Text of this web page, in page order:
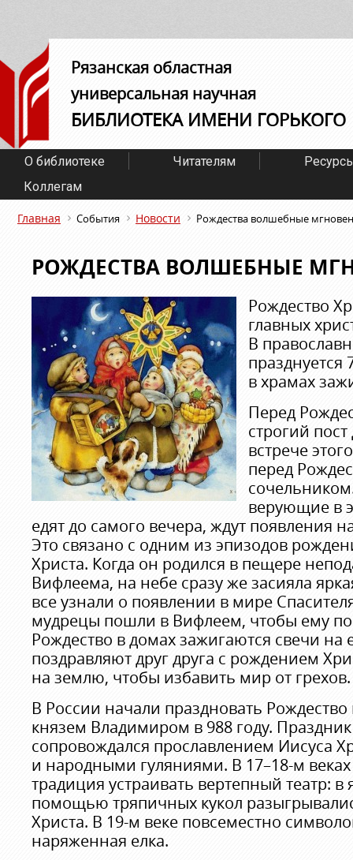
Рязанская областная
универсальная научная
БИБЛИОТЕКА ИМЕНИ ГОРЬКОГО
О библиотеке Читателям
Коллегам
Главная События Новости Рождества волшебные
РОЖДЕСТВА ВОЛШЕБНЫЕ
Рождество
главных
В
празднуется
в храмах
Перед
строгий
встрече
перед
верующие в
едят до самого вечера, ждут появления
Это связано с одним из эпизодов
Христа. Когда он родился в пещере
Вифлеема, на небе сразу же засияла
все узнали о появлении в мире
мудрецы пошли в Вифлеем, чтобы ему
Рождество в домах зажигаются свечи на
поздравляют друг друга с рождением
на землю, чтобы избавить мир от грехов.
В России начали праздновать
князем Владимиром в 988 году. Праздник
сопровождался прославлением Иисуса
и народными гуляниями. В 17–18-м
традиция устраивать вертепный театр: в
помощью тряпичных кукол
Христа. В 19-м веке повсеместно
наряженная елка.